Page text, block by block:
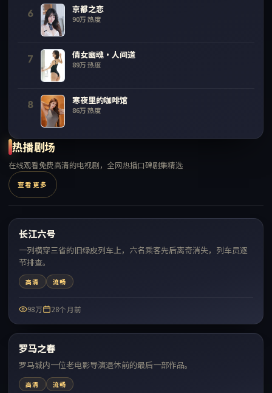
6 京都之恋
90万热度
7 倩女幽魂·人间道
89万热度
8 寒夜里的咖啡馆
86万热度
热播剧场
在线观看免费高清的电视剧，全网热播口碑剧集精选
查看更多
热门
长江六号
一列横穿三省的旧绿皮列车上，六名乘客先后离奇消失，列车员逐
节排查。
高清 流畅
98万 28个月前
热门
罗马之春
罗马城内一位老电影导演退休前的最后一部作品。
高清 流畅